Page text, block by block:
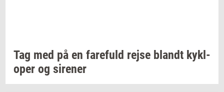
Tag med på en fa­re­fuld rejse blandt kykl­
o­per og si­re­ner